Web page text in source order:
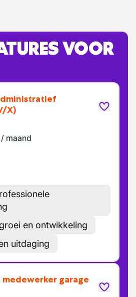
VOOR
X)
/ maand
en ontwikkeling
uitdaging
medewerker garage